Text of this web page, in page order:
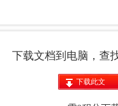
下载文档到电脑，查
下载此文